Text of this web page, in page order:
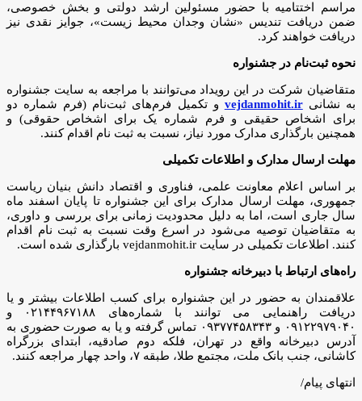
مراسم اختتامیه با حضور مسئولین ارشد دولتی و بخش خصوصی،
ضمن دریافت تندیس «نشان وجدان محیط زیست»، جوایز نقدی نیز
دریافت خواهند کرد.
نحوه ثبت‌نام در جشنواره
متقاضیان شرکت در این رویداد می‌توانند با مراجعه به سایت جشنواره
به نشانیvejdanmohit.ir و تکمیل فرم‌های ثبت‌نام (فرم شماره دو
برای اشخاص حقیقی و فرم شماره یک برای اشخاص حقوقی) و
همچنین بارگذاری مدارک مورد نیاز، نسبت به ثبت نام اقدام کنند.
مهلت ارسال مدارک و اطلاعات تکمیلی
بر اساس اعلام معاونت علمی، فناوری و اقتصاد دانش بنیان ریاست
جمهوری، مهلت ارسال مدارک برای این جشنواره تا پایان اسفند ماه
سال جاری است، اما به دلیل محدودیت زمانی برای بررسی و داوری،
به متقاضیان توصیه می‌شود در اسرع وقت نسبت به ثبت نام اقدام
کنند. اطلاعات تکمیلی در سایت vejdanmohit.ir بارگذاری شده است.
راه‌های ارتباط با دبیرخانه جشنواره
علاقمندان به حضور در این جشنواره برای کسب اطلاعات بیشتر و یا
دریافت راهنمایی می توانند با شماره‌های ۰۲۱۴۴۹۶۷۱۸۸ و
۰۹۱۲۲۹۷۹۰۴۰ و ۰۹۳۷۷۴۵۸۳۴۳ تماس گرفته و یا به صورت حضوری به
آدرس دبیرخانه واقع در تهران، فلکه دوم صادقیه، ابتدای بزرگراه
کاشانی، جنب بانک ملت، مجتمع طلا، طبقه ۷، واحد چهار مراجعه کنند.
انتهای پیام/